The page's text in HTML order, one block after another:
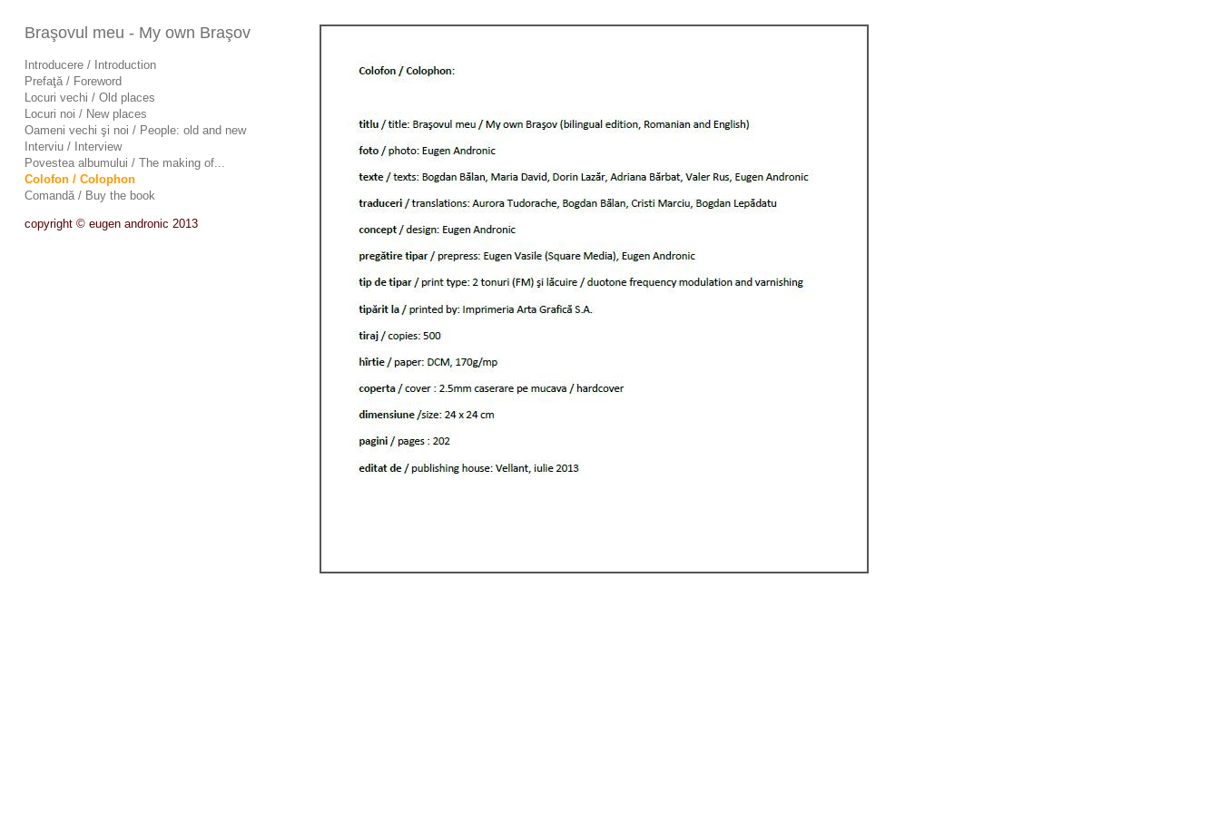
Braşovul meu - My own Braşov
Introducere / Introduction
Prefaţă / Foreword
Locuri vechi / Old places
Locuri noi / New places
Oameni vechi şi noi / People: old and new
Interviu / Interview
Povestea albumului / The making of...
Colofon / Colophon
Comandă / Buy the book
copyright © eugen andronic 2013